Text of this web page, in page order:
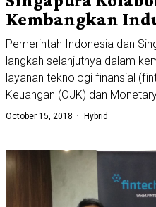
Kembangkan
Pemerintah Indonesia dan
langkah selanjutnya dalam
layanan teknologi finansial
Keuangan (OJK) dan
October 15, 2018 Hybrid